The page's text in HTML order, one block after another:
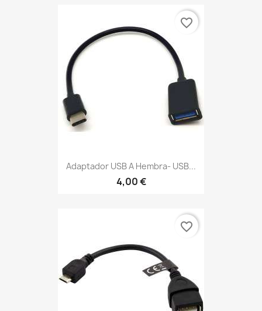
Adaptador USB A Hembra- USB...
4,00 €
favorite_border
favorite_border